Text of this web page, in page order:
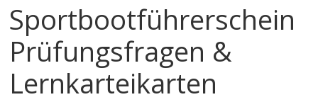
Sportbootführerschein
Prüfungsfragen &
Lernkarteikarten